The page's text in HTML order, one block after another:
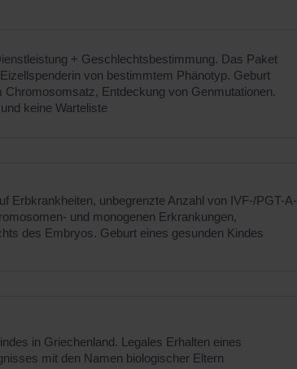
+ Geschlechtsbestimmung. Das Paket
von bestimmtem Phänotyp. Geburt
Chromosomsatz, Entdeckung von Genmutationen.
keine Warteliste
Erbkrankheiten, unbegrenzte Anzahl von IVF-/PGT-A-
und monogenen Erkrankungen,
des Embryos. Geburt eines gesunden Kindes
in Griechenland. Legales Erhalten eines
mit den Namen biologischer Eltern